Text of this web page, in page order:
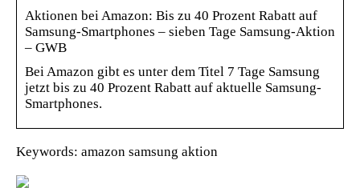
Aktionen bei Amazon: Bis zu 40 Prozent Rabatt auf
Samsung-Smartphones – sieben Tage Samsung-Aktion
– GWB
Bei Amazon gibt es unter dem Titel 7 Tage Samsung
jetzt bis zu 40 Prozent Rabatt auf aktuelle Samsung-
Smartphones.
Keywords: amazon samsung aktion